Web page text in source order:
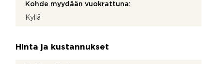
Kohde myydään vuokrattuna:
Kyllä
Hinta ja kustannukset